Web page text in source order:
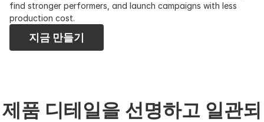
find stronger performers, and launch campaigns with less
production cost.
지금 만들기
제품 디테일을 선명하고 일관되